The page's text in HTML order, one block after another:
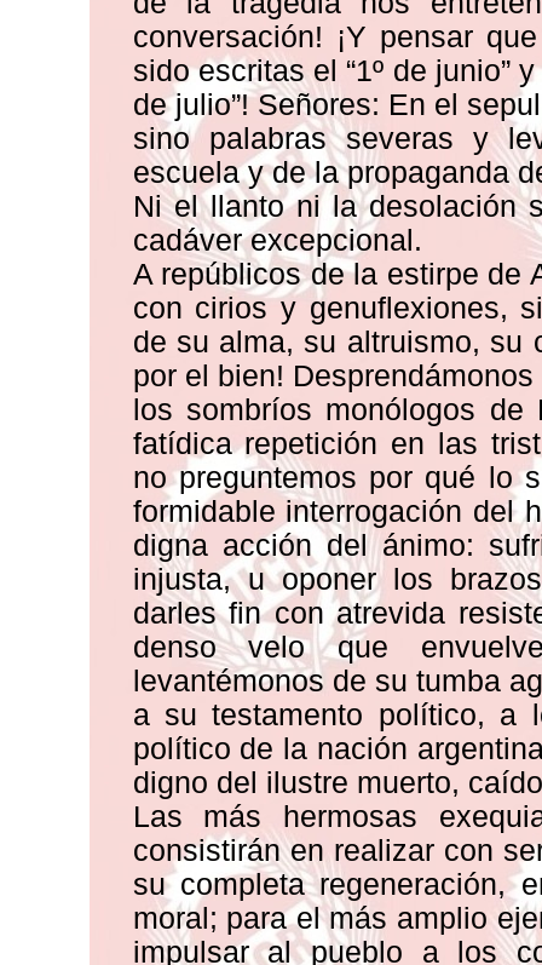
conversación! ¡Y pensar
sido escritas el “1º de junio”
de julio”! Señores: En el
sino palabras severas y
escuela y de la propaganda
Ni el llanto ni la desolación
cadáver excepcional.
A repúblicos de la estirpe de
con cirios y genuflexiones,
de su alma, su altruismo, su
por el bien!
los sombríos monólogos
fatídica repetición en las
no preguntemos por qué lo
formidable interrogación del
digna acción del ánimo:
injusta, u oponer los
darles fin con atrevida
denso velo que
levantémonos de su tumba
a su testamento político, a
político de la nación
digno del ilustre muerto,
Las más hermosas
consistirán en realizar con
su completa regeneración,
moral; para el más amplio
impulsar al pueblo a los